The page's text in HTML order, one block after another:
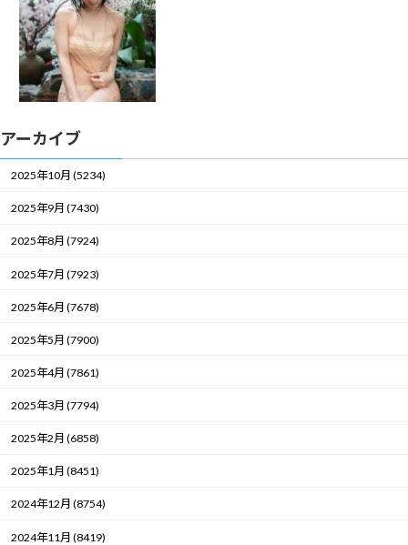
アーカイブ
2025年10月 (5234)
2025年9月 (7430)
2025年8月 (7924)
2025年7月 (7923)
2025年6月 (7678)
2025年5月 (7900)
2025年4月 (7861)
2025年3月 (7794)
2025年2月 (6858)
2025年1月 (8451)
2024年12月 (8754)
2024年11月 (8419)